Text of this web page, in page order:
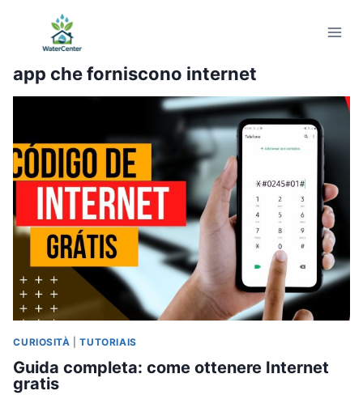
contenuto
app che forniscono internet
CURIOSITÀ |TUTORIAIS
Guida completa: come ottenere Internet
gratis